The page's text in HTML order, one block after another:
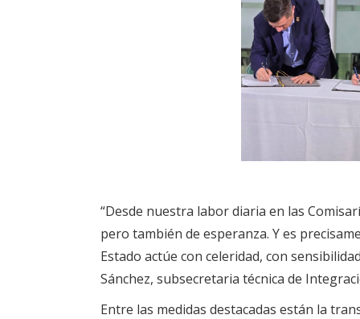
“Desde nuestra labor diaria en las
pero también de esperanza. Y es
Estado actúe con celeridad, con
Sánchez, subsecretaria técnica de
Entre las medidas destacadas están la